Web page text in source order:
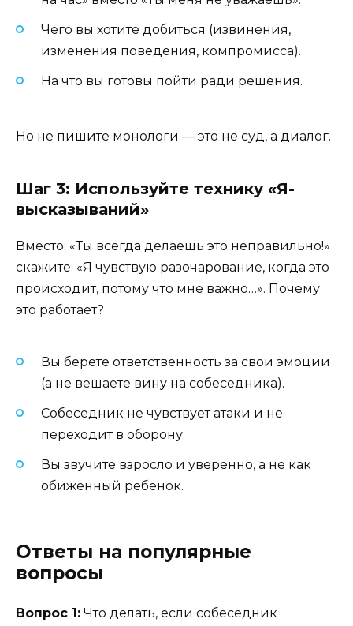
Чего вы хотите добиться (извинения,
изменения поведения, компромисса).
На что вы готовы пойти ради решения.
Но не пишите монологи — это не суд, а диалог.
Шаг 3: Используйте технику «Я-
высказываний»
Вместо: «Ты всегда делаешь это неправильно!»
скажите: «Я чувствую разочарование, когда это
происходит, потому что мне важно…». Почему
это работает?
Вы берете ответственность за свои эмоции
(а не вешаете вину на собеседника).
Собеседник не чувствует атаки и не
переходит в оборону.
Вы звучите взросло и уверенно, а не как
обиженный ребенок.
Ответы на популярные
вопросы
Вопрос 1: Что делать, если собеседник